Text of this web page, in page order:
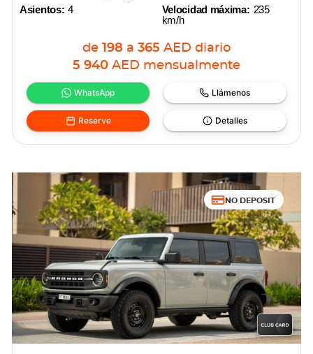
Asientos: 4
Velocidad máxima: 235
km/h
de 198 a 365 AED diario
5 940 AED mensualmente
WhatsApp Llámenos
Reserve Detalles
NO DEPOSIT